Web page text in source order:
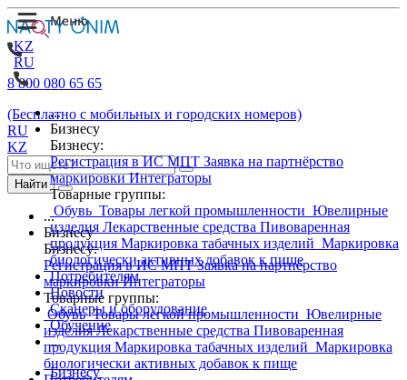
KZ
RU
...
Бизнесу
Бизнесу:
Регистрация в ИС МПТ Заявка на партнёрство
маркировкиИнтеграторы
Товарные группы:
Обувь Товары легкой промышленности Ювелирные
изделия Лекарственные средства Пивоваренная
продукция Маркировка табачных изделий Маркировка
биологически активных добавок к пище
Потребителям
Новости
Сканеры и оборудование
Обучение
...
Бизнесу
8 800 080 65 65
(Бесплатно с мобильных и городских номеров)
RU
KZ
Найти
...
Бизнесу
Бизнесу:
Регистрация в ИС МПТЗаявка на партнёрство
маркировкиИнтеграторы
Товарные группы:
ОбувьТовары легкой промышленности Ювелирные
изделияЛекарственные средства Пивоваренная
продукция Маркировка табачных изделий Маркировка
биологически активных добавок к пище